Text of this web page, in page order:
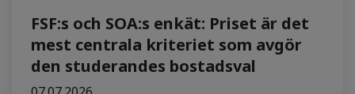
FSF:s och SOA:s enkät: Priset är det
mest centrala kriteriet som avgör
den studerandes bostadsval